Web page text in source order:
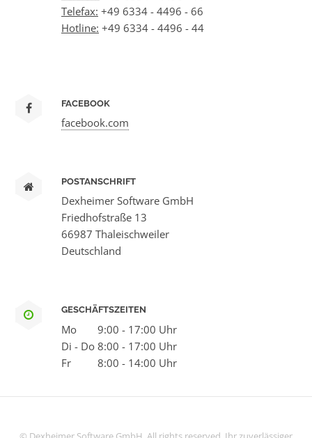
Telefax: +49 6334 - 4496 - 66
Hotline: +49 6334 - 4496 - 44
FACEBOOK
facebook.com
POSTANSCHRIFT
Dexheimer Software GmbH
Friedhofstraße 13
66987 Thaleischweiler
Deutschland
GESCHÄFTSZEITEN
Mo
Di - Do
Fr
9:00 - 17:00 Uhr
8:00 - 17:00 Uhr
8:00 - 14:00 Uhr